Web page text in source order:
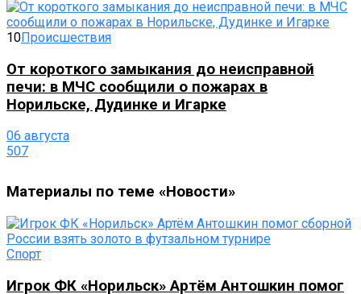
10Происшествия
От короткого замыкания до неисправной
печи: в МЧС сообщили о пожарах в
Норильске, Дудинке и Игарке
06 августа
507
Материалы по теме «Новости»
Спорт
Игрок ФК «Норильск» Артём Антошкин помог